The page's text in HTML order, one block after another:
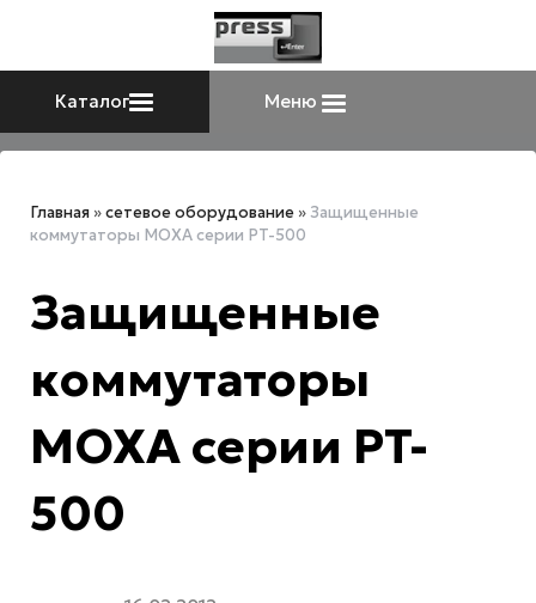
Каталог Меню
Главная »сетевое оборудование » Защищенные
коммутаторы MOXA серии PT-500
Защищенные
коммутаторы
MOXA серии PT-
500